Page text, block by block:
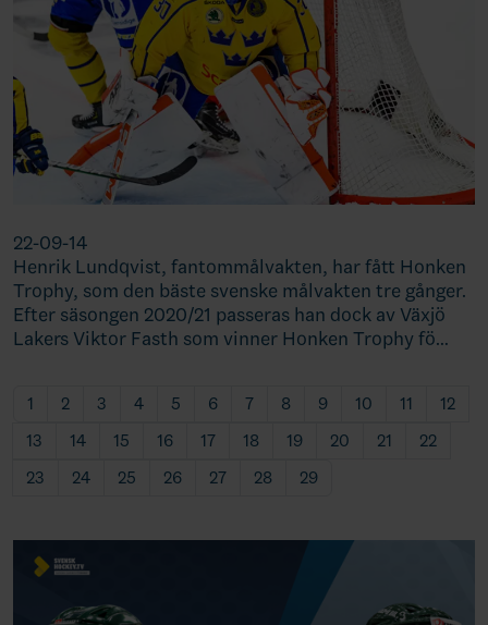
22-09-14
Henrik Lundqvist, fantommålvakten, har fått Honken
Trophy, som den bäste svenske målvakten tre gånger.
Efter säsongen 2020/21 passeras han dock av Växjö
Lakers Viktor Fasth som vinner Honken Trophy fö…
1 2 3 4 5 6 7 8 9 10 11
12
13
14 15 16 17 18 19 20 21
22
23
24 25 26 27 28 29